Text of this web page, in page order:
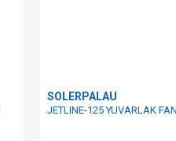
SOLERPALAU
JETLINE-125 YUVARLAK FAN